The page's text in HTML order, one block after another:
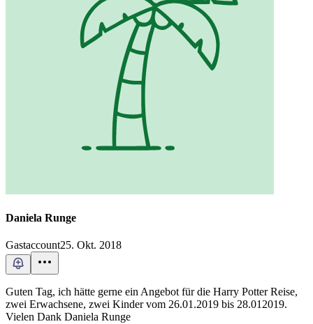
Daniela Runge
Gastaccount25. Okt. 2018
Guten Tag, ich hätte gerne ein Angebot für die Harry Potter Reise,
zwei Erwachsene, zwei Kinder vom 26.01.2019 bis 28.012019.
Vielen Dank Daniela Runge